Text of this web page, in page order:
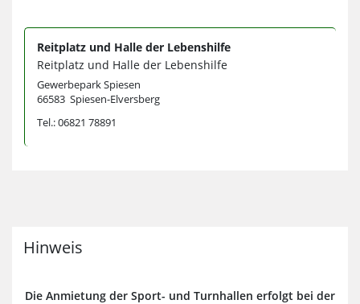
Hinweis
Die Anmietung der Sport- und Turnhallen erfolgt bei der
Reitplatz und Halle der Lebenshilfe
Reitplatz und Halle der Lebenshilfe
Gewerbepark Spiesen
66583 Spiesen-Elversberg
Tel.: 06821 78891